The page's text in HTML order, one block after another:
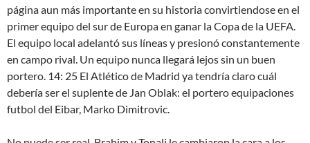
página aun más importante en su historia convirtiendose en el
primer equipo del sur de Europa en ganar la Copa de la UEFA.
El equipo local adelantó sus líneas y presionó constantemente
en campo rival. Un equipo nunca llegará lejos sin un buen
portero. 14: 25 El Atlético de Madrid ya tendría claro cuál
debería ser el suplente de Jan Oblak: el portero equipaciones
futbol del Eibar, Marko Dimitrovic.